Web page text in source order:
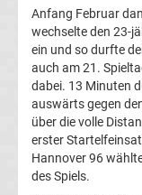
Transfergerüchte
Energie
Cottbus
Transfergerüchte
Anfang Februar
wechselte den 23-
ein und so durfte
auch am 21.
dabei. 13 Minuten
auswärts gegen
über die volle
erster
Hannover 96
des Spiels.